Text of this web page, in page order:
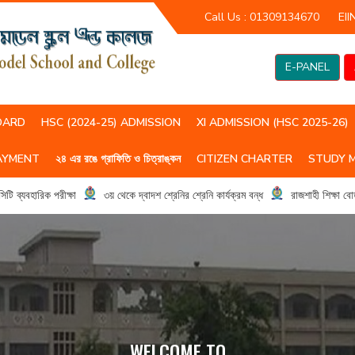
Call Us : 01309134670
E-PANEL
HSC (2024-25) ADMISSION XI ADMISSION (HSC 2025-26)
২৪ এর রঙে গ্রাফিতি ও চিত্রাঙ্কন CITIZEN CHARTER STUDY
পরীক্ষা ৩য় থেকে দ্বাদশ শ্রেনির শ্রেনি কার্যক্রম বন্ধ রাজশাহী শিক্ষা